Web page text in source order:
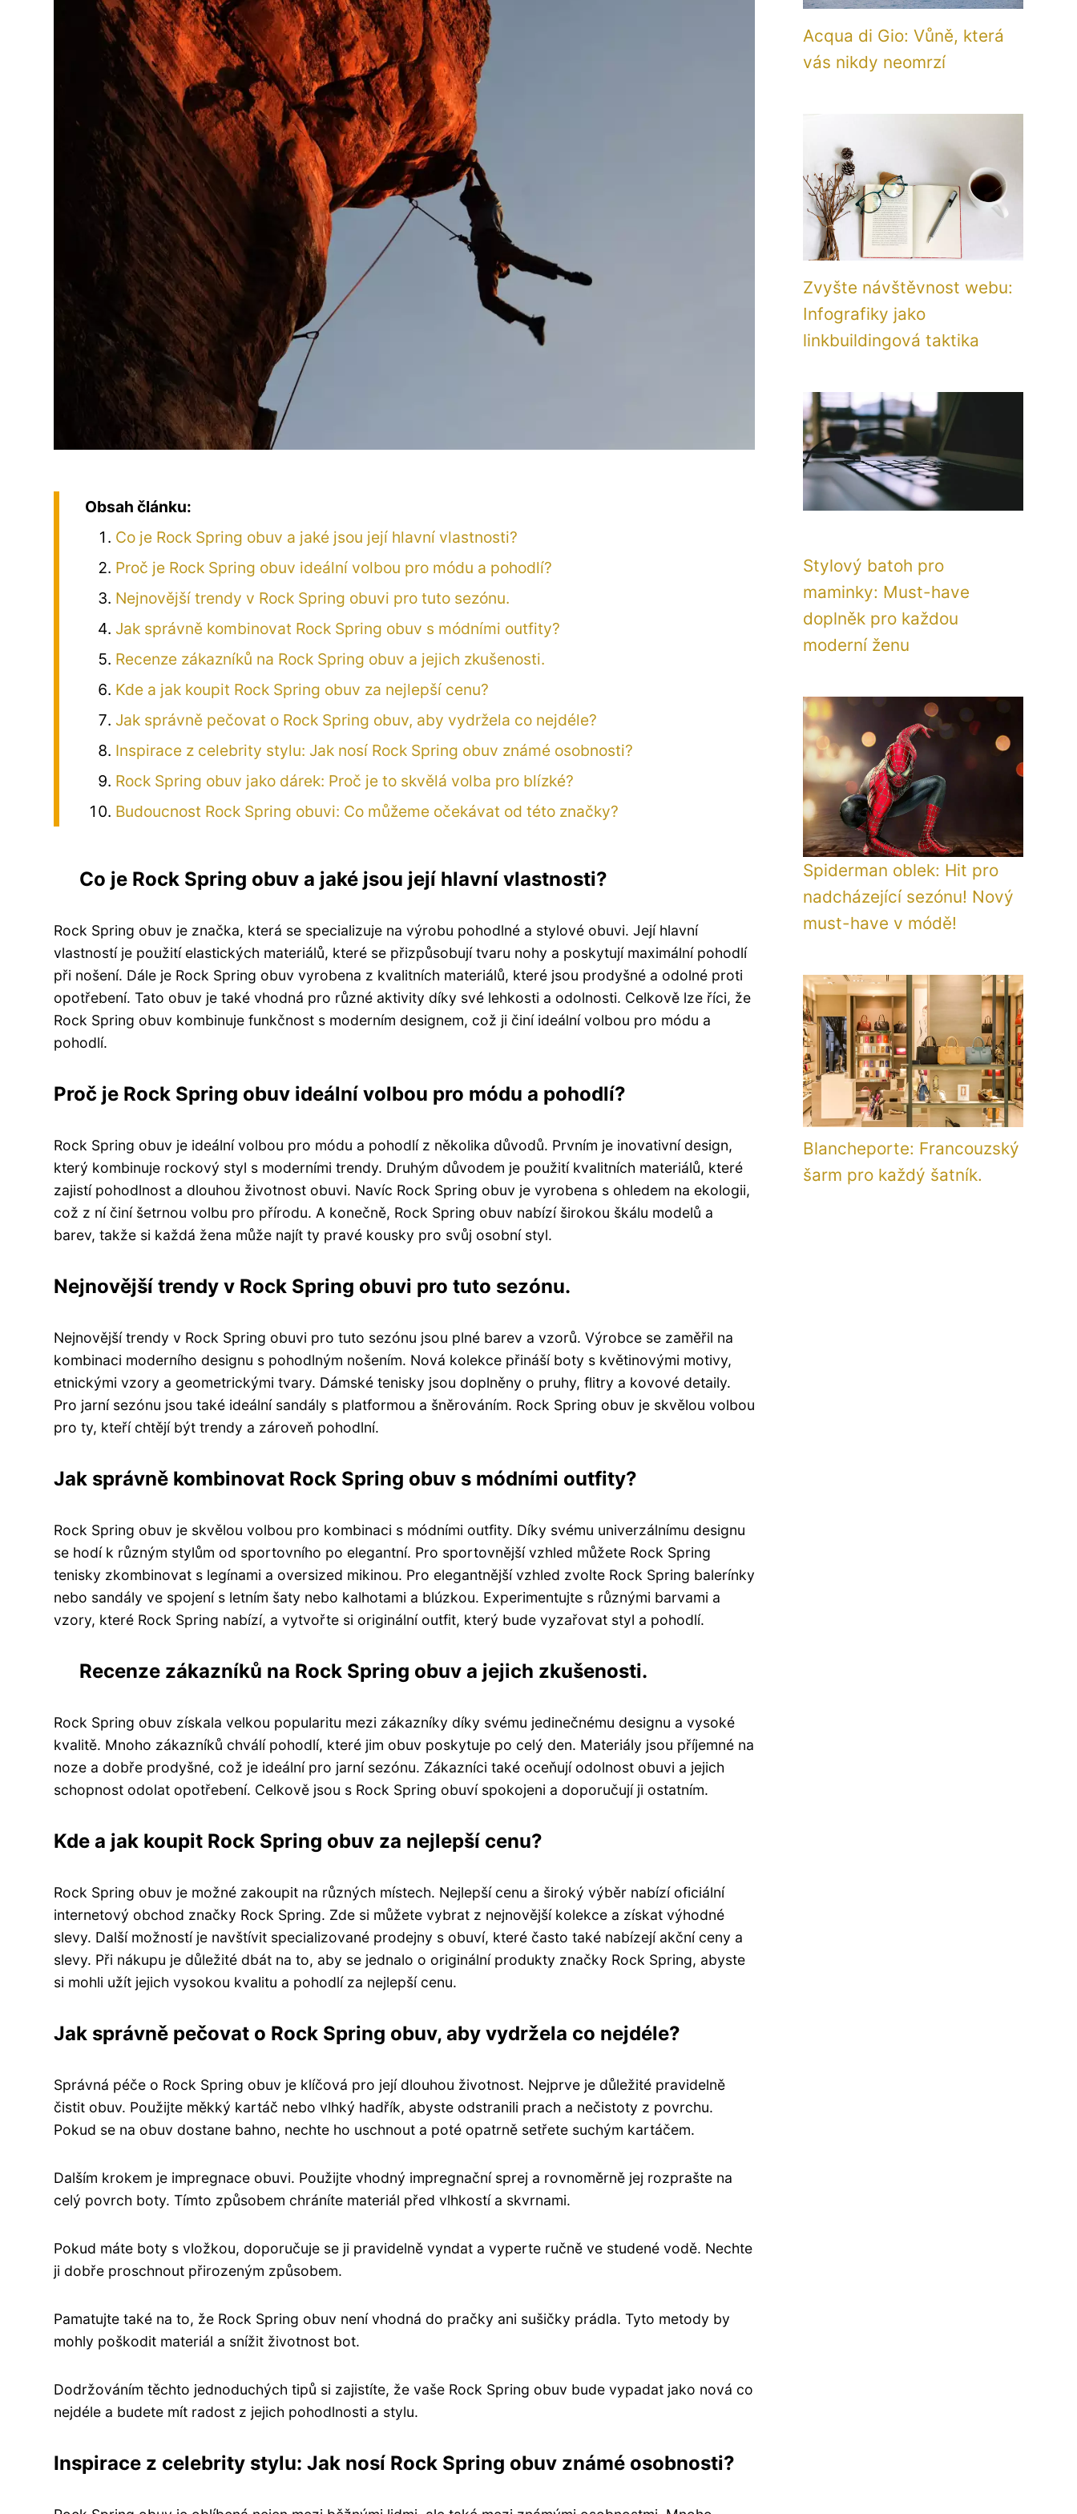
Obsah článku:
Co je Rock Spring obuv a jaké jsou její hlavní vlastnosti?
Proč je Rock Spring obuv ideální volbou pro módu a pohodlí?
Nejnovější trendy v Rock Spring obuvi pro tuto sezónu.
Jak správně kombinovat Rock Spring obuv s módními outfity?
Recenze zákazníků na Rock Spring obuv a jejich zkušenosti.
Kde a jak koupit Rock Spring obuv za nejlepší cenu?
Jak správně pečovat o Rock Spring obuv, aby vydržela co nejdéle?
Inspirace z celebrity stylu: Jak nosí Rock Spring obuv známé osobnosti?
Rock Spring obuv jako dárek: Proč je to skvělá volba pro blízké?
Budoucnost Rock Spring obuvi: Co můžeme očekávat od této značky?
Co je Rock Spring obuv a jaké jsou její hlavní vlastnosti?
Rock Spring obuv je značka, která se specializuje na výrobu pohodlné a stylové obuvi. Její hlavní
vlastností je použití elastických materiálů, které se přizpůsobují tvaru nohy a poskytují maximální pohodlí
při nošení. Dále je Rock Spring obuv vyrobena z kvalitních materiálů, které jsou prodyšné a odolné proti
opotřebení. Tato obuv je také vhodná pro různé aktivity díky své lehkosti a odolnosti. Celkově lze říci, že
Rock Spring obuv kombinuje funkčnost s moderním designem, což ji činí ideální volbou pro módu a
pohodlí.
Proč je Rock Spring obuv ideální volbou pro módu a pohodlí?
Rock Spring obuv je ideální volbou pro módu a pohodlí z několika důvodů. Prvním je inovativní design,
který kombinuje rockový styl s moderními trendy. Druhým důvodem je použití kvalitních materiálů, které
zajistí pohodlnost a dlouhou životnost obuvi. Navíc Rock Spring obuv je vyrobena s ohledem na ekologii,
což z ní činí šetrnou volbu pro přírodu. A konečně, Rock Spring obuv nabízí širokou škálu modelů a
barev, takže si každá žena může najít ty pravé kousky pro svůj osobní styl.
Nejnovější trendy v Rock Spring obuvi pro tuto sezónu.
Nejnovější trendy v Rock Spring obuvi pro tuto sezónu jsou plné barev a vzorů. Výrobce se zaměřil na
kombinaci moderního designu s pohodlným nošením. Nová kolekce přináší boty s květinovými motivy,
etnickými vzory a geometrickými tvary. Dámské tenisky jsou doplněny o pruhy, flitry a kovové detaily.
Pro jarní sezónu jsou také ideální sandály s platformou a šněrováním. Rock Spring obuv je skvělou volbou
pro ty, kteří chtějí být trendy a zároveň pohodlní.
Jak správně kombinovat Rock Spring obuv s módními outfity?
Rock Spring obuv je skvělou volbou pro kombinaci s módními outfity. Díky svému univerzálnímu designu
se hodí k různým stylům od sportovního po elegantní. Pro sportovnější vzhled můžete Rock Spring
tenisky zkombinovat s legínami a oversized mikinou. Pro elegantnější vzhled zvolte Rock Spring balerínky
nebo sandály ve spojení s letním šaty nebo kalhotami a blúzkou. Experimentujte s různými barvami a
vzory, které Rock Spring nabízí, a vytvořte si originální outfit, který bude vyzařovat styl a pohodlí.
Recenze zákazníků na Rock Spring obuv a jejich zkušenosti.
Rock Spring obuv získala velkou popularitu mezi zákazníky díky svému jedinečnému designu a vysoké
kvalitě. Mnoho zákazníků chválí pohodlí, které jim obuv poskytuje po celý den. Materiály jsou příjemné na
noze a dobře prodyšné, což je ideální pro jarní sezónu. Zákazníci také oceňují odolnost obuvi a jejich
schopnost odolat opotřebení. Celkově jsou s Rock Spring obuví spokojeni a doporučují ji ostatním.
Kde a jak koupit Rock Spring obuv za nejlepší cenu?
Rock Spring obuv je možné zakoupit na různých místech. Nejlepší cenu a široký výběr nabízí oficiální
internetový obchod značky Rock Spring. Zde si můžete vybrat z nejnovější kolekce a získat výhodné
slevy. Další možností je navštívit specializované prodejny s obuví, které často také nabízejí akční ceny a
slevy. Při nákupu je důležité dbát na to, aby se jednalo o originální produkty značky Rock Spring, abyste
si mohli užít jejich vysokou kvalitu a pohodlí za nejlepší cenu.
Jak správně pečovat o Rock Spring obuv, aby vydržela co nejdéle?
Správná péče o Rock Spring obuv je klíčová pro její dlouhou životnost. Nejprve je důležité pravidelně
čistit obuv. Použijte měkký kartáč nebo vlhký hadřík, abyste odstranili prach a nečistoty z povrchu.
Pokud se na obuv dostane bahno, nechte ho uschnout a poté opatrně setřete suchým kartáčem.
Dalším krokem je impregnace obuvi. Použijte vhodný impregnační sprej a rovnoměrně jej rozprašte na
celý povrch boty. Tímto způsobem chráníte materiál před vlhkostí a skvrnami.
Pokud máte boty s vložkou, doporučuje se ji pravidelně vyndat a vyperte ručně ve studené vodě. Nechte
ji dobře proschnout přirozeným způsobem.
Pamatujte také na to, že Rock Spring obuv není vhodná do pračky ani sušičky prádla. Tyto metody by
mohly poškodit materiál a snížit životnost bot.
Dodržováním těchto jednoduchých tipů si zajistíte, že vaše Rock Spring obuv bude vypadat jako nová co
nejdéle a budete mít radost z jejich pohodlnosti a stylu.
Inspirace z celebrity stylu: Jak nosí Rock Spring obuv známé osobnosti?
Acqua di Gio: Vůně, která
vás nikdy neomrzí
Zvyšte návštěvnost webu:
Infografiky jako
linkbuildingová taktika
Stylový batoh pro
maminky: Must-have
doplněk pro každou
moderní ženu
Spiderman oblek: Hit pro
nadcházející sezónu! Nový
must-have v módě!
Blancheporte: Francouzský
šarm pro každý šatník.